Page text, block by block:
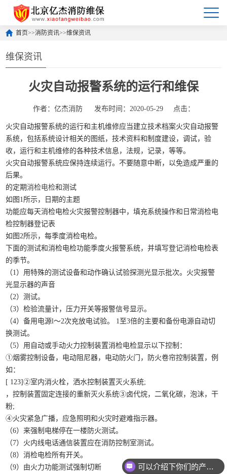
首页>>消防资讯>>维保资讯
维保资讯
火灾自动报警系统的运行和维保
作者：亿杰消防 发布时间：2020-05-29 点击：
火灾自动报警系统的运行和主机维修应当建立技术档案火灾自动报警
系统，包括系统设计相关的图纸，技术资料和制度建设，调试，验
收，运行和主机维修的各种技术信息，法规，记录，等等。
火灾自动报警系统应保持连续运行。不要随意中断，以免造成严重的
后果。
的定期消检电检和测试
如图1所示，日期的主题
功能应每天消检电检火灾报警控制器中，填充系统操作和日常消检电
检控制器登记表
如图2所示，每季度消检电检。
下面的测试和消检电检功能季度火报警系统，并填写登记消检电检表
的季节。
（1）用特殊的测试设备和动作确认试验探测光显示批次。火灾报警
光显示器的声音
（2）测试。
（3）检验流量计，压力开关等报警信号显示。
（4）备用电源l〜2次充放电试验。 1至3倍的主要和备份电源自动切
换测试。
（5）用自动或手动火力控制装置消检电检显示以下控制：
①烟雾控制设备，电动阻尼器，电动防火门，防火卷帘控制装置，例
如：
[ 123]②室内消火栓，洒水控制装置灭火系统;
，控制装置固定连接的重新灭火系统③卤代烷，二氧化碳，泡沫，干
粉;
④火灾紧急广播，应急照明和火灾时避难指示器。
（6）来强制电梯停在一楼防火测试。
（7）火内线电话通信装置应在消防控制室测试。
（8）消检电检所有开关。
（9）由火力功能测试强制切断